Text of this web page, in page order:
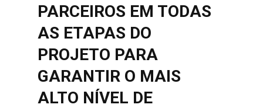
PARCEIROS EM TODAS
AS ETAPAS DO
PROJETO PARA
GARANTIR O MAIS
ALTO NÍVEL DE